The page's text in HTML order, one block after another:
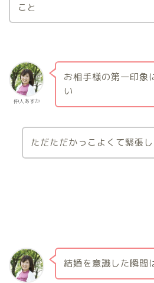
こと
仲人あすか
お相手様の第一印象
い
ただただかっこよくて緊張
結婚を意識した瞬間